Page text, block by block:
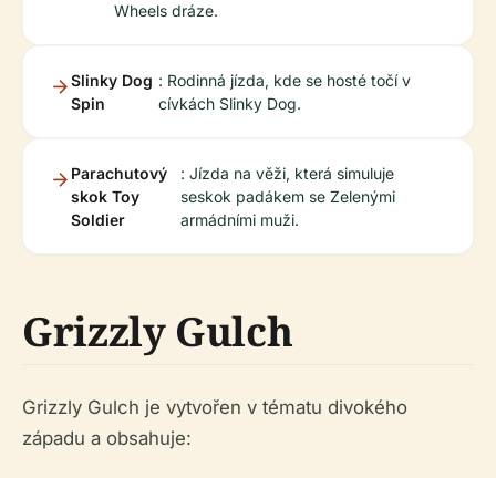
Wheels dráze.
Slinky Dog
Spin
: Rodinná jízda, kde se hosté točí v
cívkách Slinky Dog.
Parachutový
skok Toy
Soldier
: Jízda na věži, která simuluje
seskok padákem se Zelenými
armádními muži.
Grizzly Gulch
Grizzly Gulch je vytvořen v tématu divokého
západu a obsahuje: